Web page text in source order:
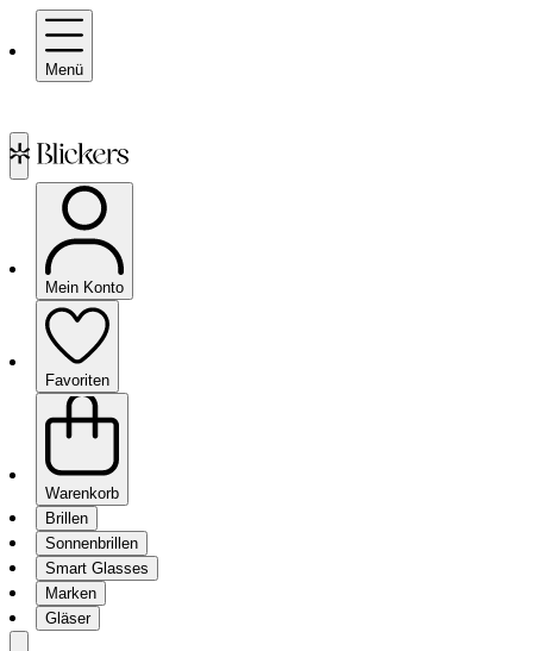
Menü
Mein Konto
Favoriten
Warenkorb
Brillen
Sonnenbrillen
Smart Glasses
Marken
Gläser